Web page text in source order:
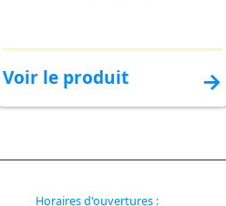
Voir le produit →
Horaires d'ouvertures :